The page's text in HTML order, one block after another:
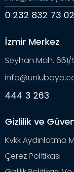
0 232 832 73 02
İzmir Merkez
Seyhan Mah.
444 3 263
Gizlilik ve
Kvkk Aydınlatma
Çerez Politikası